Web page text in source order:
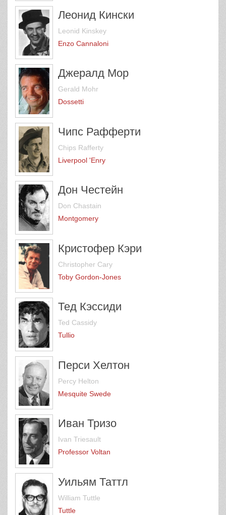
Леонид Кински
Leonid Kinskey
Enzo Cannaloni
Джералд Мор
Gerald Mohr
Dossetti
Чипс Рафферти
Chips Rafferty
Liverpool 'Enry
Дон Честейн
Don Chastain
Montgomery
Кристофер Кэри
Christopher Cary
Toby Gordon-Jones
Тед Кэссиди
Ted Cassidy
Tullio
Перси Хелтон
Percy Helton
Mesquite Swede
Иван Тризо
Ivan Triesault
Professor Voltan
Уильям Таттл
William Tuttle
Tuttle